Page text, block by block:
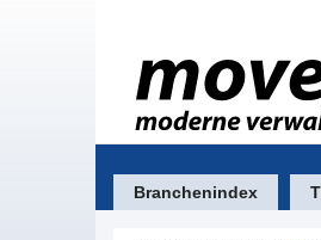
Branchenindex